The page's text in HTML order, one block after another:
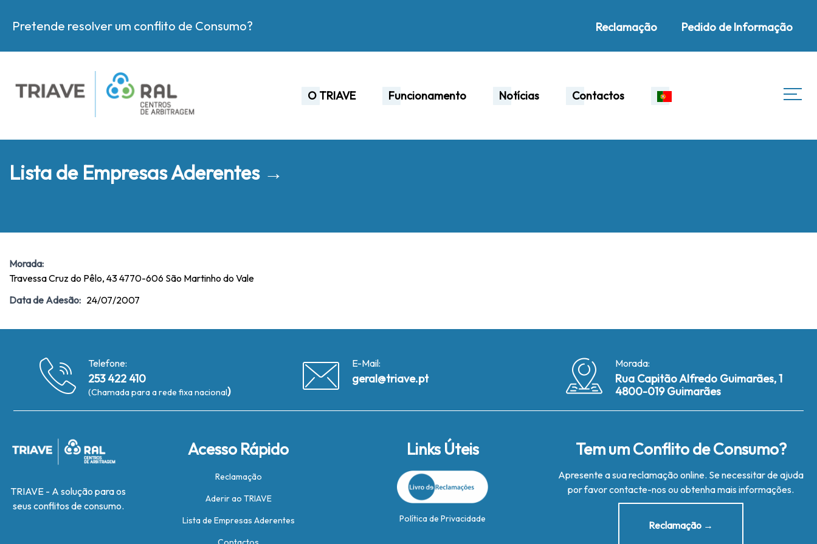
Pretende resolver um conflito de Consumo? Reclamação Pedido de Informação
O TRIAVE Funcionamento Notícias Contactos
Lista de Empresas Aderentes →
Morada:
Travessa Cruz do Pêlo, 43 4770-606 São Martinho do Vale
Data de Adesão: 24/07/2007
Telefone:
253 422 410
(Chamada para a rede fixa nacional)
E-Mail:
geral@triave.pt
Morada:
Rua Capitão Alfredo Guimarães, 1
4800-019 Guimarães
TRIAVE - A solução para os
seus conflitos de consumo.
Acesso Rápido
Reclamação
Aderir ao TRIAVE
Lista de Empresas Aderentes
Links Úteis
Política de Privacidade
Tem um Conflito de Consumo?
Apresente a sua reclamação online. Se necessitar de ajuda
por favor contacte-nos ou obtenha mais informações.
Reclamação →